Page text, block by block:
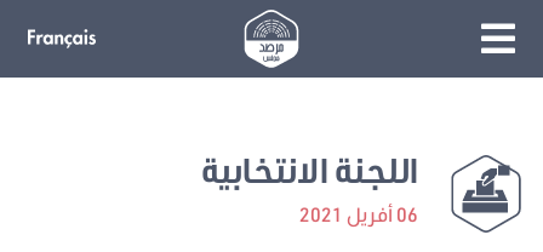
اللجنة الانتخابية
06 أفريل 2021